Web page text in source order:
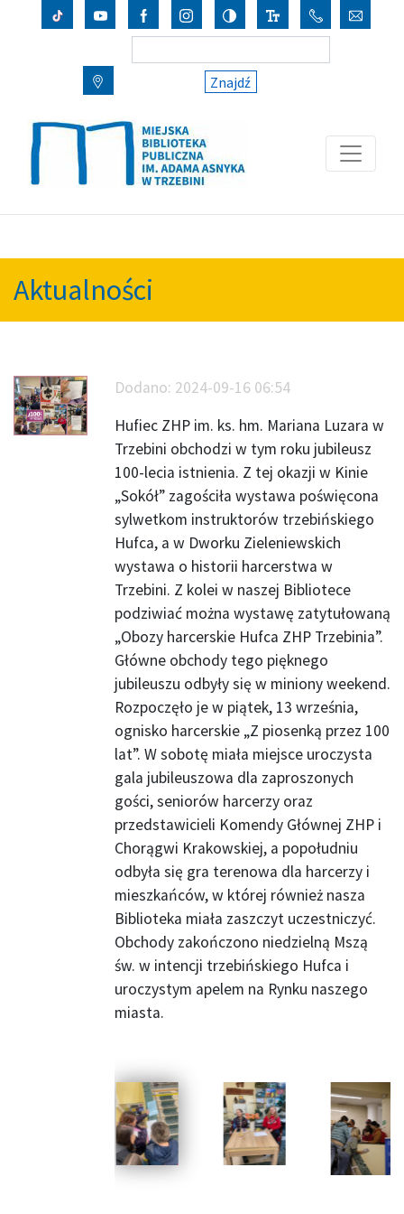
Znajdź
Aktualności
Dodano: 2024-09-16 06:54
Hufiec ZHP im. ks. hm. Mariana Luzara w
Trzebini obchodzi w tym roku jubileusz
100-lecia istnienia. Z tej okazji w Kinie
„Sokół” zagościła wystawa poświęcona
sylwetkom instruktorów trzebińskiego
Hufca, a w Dworku Zieleniewskich
wystawa o historii harcerstwa w
Trzebini. Z kolei w naszej Bibliotece
podziwiać można wystawę zatytułowaną
„Obozy harcerskie Hufca ZHP Trzebinia”.
Główne obchody tego pięknego
jubileuszu odbyły się w miniony weekend.
Rozpoczęło je w piątek, 13 września,
ognisko harcerskie „Z piosenką przez 100
lat”. W sobotę miała miejsce uroczysta
gala jubileuszowa dla zaproszonych
gości, seniorów harcerzy oraz
przedstawicieli Komendy Głównej ZHP i
Chorągwi Krakowskiej, a popołudniu
odbyła się gra terenowa dla harcerzy i
mieszkańców, w której również nasza
Biblioteka miała zaszczyt uczestniczyć.
Obchody zakończono niedzielną Mszą
św. w intencji trzebińskiego Hufca i
uroczystym apelem na Rynku naszego
miasta.